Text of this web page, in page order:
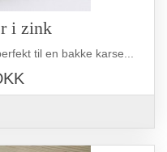
i zink
til en bakke karse...